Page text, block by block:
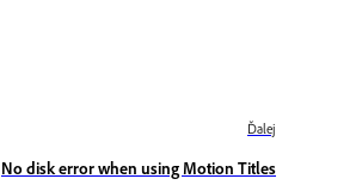
Ďalej
No disk error when using Motion Titles